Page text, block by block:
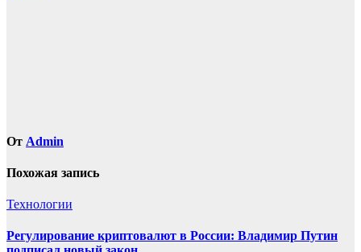
От Admin
Похожая запись
Технологии
Регулирование криптовалют в России: Владимир Путин